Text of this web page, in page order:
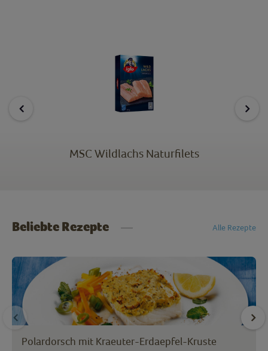
MSC Wildlachs Naturfilets
Beliebte Rezepte Alle Rezepte
Polardorsch mit Kraeuter-Erdaepfel-Kruste